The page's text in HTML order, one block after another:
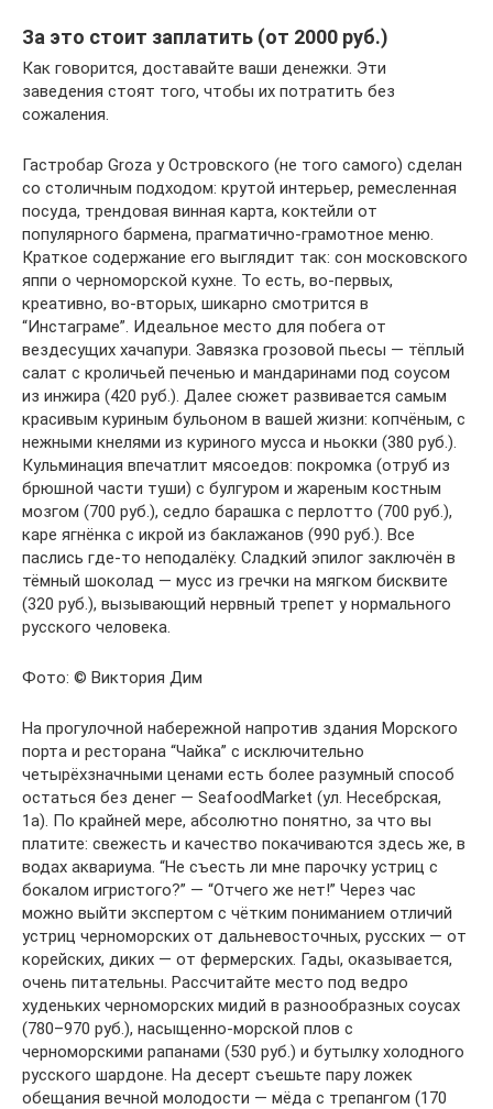
За это стоит заплатить (от 2000 руб.)
Как говорится, доставайте ваши денежки. Эти
заведения стоят того, чтобы их потратить без
сожаления.
Гастробар Groza у Островского (не того самого) сделан
со столичным подходом: крутой интерьер, ремесленная
посуда, трендовая винная карта, коктейли от
популярного бармена, прагматично-грамотное меню.
Краткое содержание его выглядит так: сон московского
яппи о черноморской кухне. То есть, во-первых,
креативно, во-вторых, шикарно смотрится в
“Инстаграме”. Идеальное место для побега от
вездесущих хачапури. Завязка грозовой пьесы — тёплый
салат с кроличьей печенью и мандаринами под соусом
из инжира (420 руб.). Далее сюжет развивается самым
красивым куриным бульоном в вашей жизни: копчёным, с
нежными кнелями из куриного мусса и ньокки (380 руб.).
Кульминация впечатлит мясоедов: покромка (отруб из
брюшной части туши) с булгуром и жареным костным
мозгом (700 руб.), седло барашка с перлотто (700 руб.),
каре ягнёнка с икрой из баклажанов (990 руб.). Все
паслись где-то неподалёку. Сладкий эпилог заключён в
тёмный шоколад — мусс из гречки на мягком бисквите
(320 руб.), вызывающий нервный трепет у нормального
русского человека.
Фото: © Виктория Дим
На прогулочной набережной напротив здания Морского
порта и ресторана “Чайка” с исключительно
четырёхзначными ценами есть более разумный способ
остаться без денег — SeafoodMarket (ул. Несебрская,
1а). По крайней мере, абсолютно понятно, за что вы
платите: свежесть и качество покачиваются здесь же, в
водах аквариума. “Не съесть ли мне парочку устриц с
бокалом игристого?” — “Отчего же нет!” Через час
можно выйти экспертом с чётким пониманием отличий
устриц черноморских от дальневосточных, русских — от
корейских, диких — от фермерских. Гады, оказывается,
очень питательны. Рассчитайте место под ведро
худеньких черноморских мидий в разнообразных соусах
(780–970 руб.), насыщенно-морской плов с
черноморскими рапанами (530 руб.) и бутылку холодного
русского шардоне. На десерт съешьте пару ложек
обещания вечной молодости — мёда с трепангом (170